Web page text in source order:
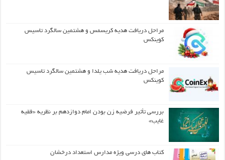
مراحل دریافت هدیه کریسمس و هشتمین سالگرد تاسیس
کوینکس
مراحل دریافت هدیه شب یلدا و هشتمین سالگرد تاسیس
کوینکس
بررسی تأثیر فرضیه زن بودن امام دوازدهم بر نظریه «فقیه
غایب»
کتاب های درسی ویژه مدارس استعداد درخشان